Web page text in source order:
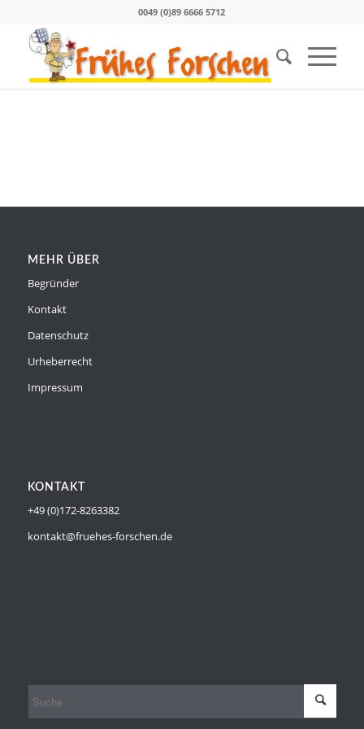
0049 (0)89 6666 5712
MEHR ÜBER
Begründer
Kontakt
Datenschutz
Urheberrecht
Impressum
KONTAKT
+49 (0)172-8263382
kontakt@fruehes-forschen.de